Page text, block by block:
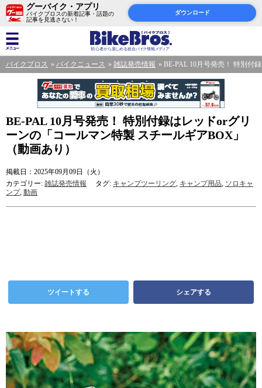
グーバイク・アプリ
バイクブロスの新着記事・話題の
記事を見逃さない！
ダウンロード
バイクブロス バイクニュース 雑誌発売情報 BE-PAL 10月号発売！ 特別付
BE-PAL 10月号発売！ 特別付録はレッドorグリ
ーンの「コールマン特製 スチールギアBOX」
（動画あり）
掲載日：2025年09月09日（火）
カテゴリー: 雑誌発売情報 タグ: キャンプツーリング, キャンプ用品, ソロキャ
ンプ, 動画
ツイートする シェアする